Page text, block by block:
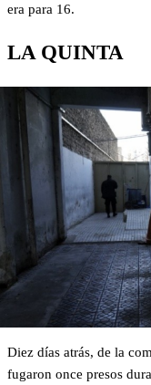
era para 16.
LA QUINTA
Diez días atrás, de la
fugaron once presos